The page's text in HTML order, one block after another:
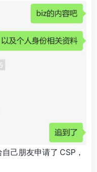
己朋友申请了 CSP，